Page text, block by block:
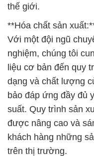
liệu cơ bản đến quy
dạng và chất lượng
bảo đáp ứng đầy đủ
suất. Quy trình sản
được nâng cao và
khách hàng những
trên thị trường.
Tại Công ty Hóa
chất lượng là những
luôn tuân thủ. Chúng
với các đối tác, nhằm